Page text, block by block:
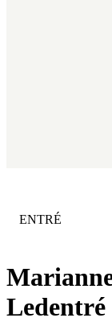
Ledentré
KATEGORI
ENTRÉ